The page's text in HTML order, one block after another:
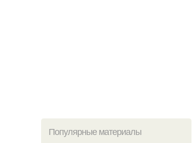
Популярные материалы